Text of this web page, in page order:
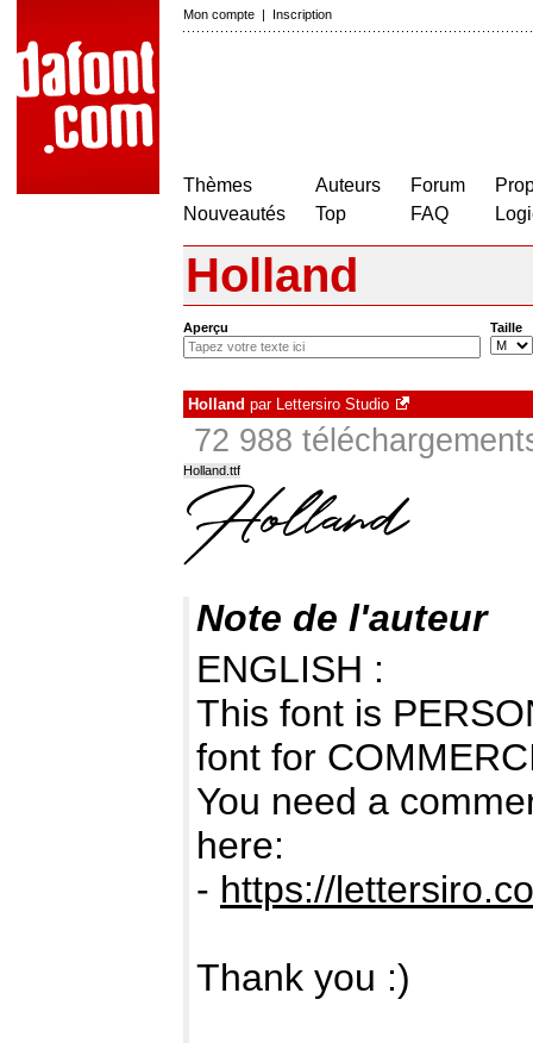
Mon compte | Inscription
Thèmes
Nouveautés
Auteurs
Top
Forum
FAQ
Holland
Aperçu Taille
Holland par Lettersiro Studio
72 988
Holland.ttf
Note de l'auteur
ENGLISH :
This font is
font for
You need a
here:
- https://
Thank you :)